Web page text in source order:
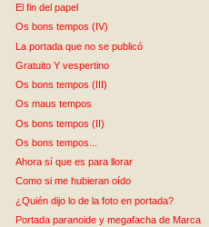
El fin del papel
Os bons tempos (IV)
La portada que no se publicó
Gratuito Y vespertino
Os bons tempos (III)
Os maus tempos
Os bons tempos (II)
Os bons tempos...
Ahora sí que es para llorar
Como si me hubieran oído
¿Quién dijo lo de la foto en portada?
Portada paranoide y megafacha de Marca